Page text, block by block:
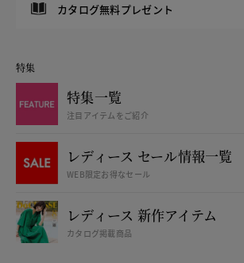
カタログ無料プレゼント
特集
特集一覧
注目アイテムをご紹介
レディース セール情報一覧
WEB限定お得なセール
レディース 新作アイテム
カタログ掲載商品